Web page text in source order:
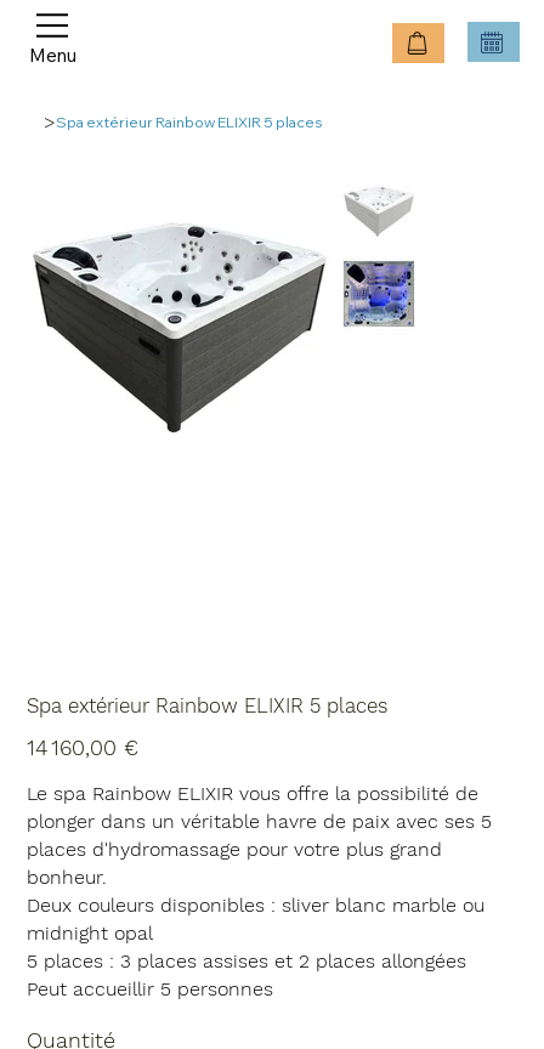
Menu
>Spa extérieur Rainbow ELIXIR 5 places
Spa extérieur Rainbow ELIXIR 5 places
14 160,00 €
Lespa Rainbow ELIXIR vous offre la possibilité de
plonger dans un véritable havre de paix avec ses 5
places d'hydromassage pour votre plus grand
bonheur.
Deux couleurs disponibles : sliver blanc marble ou
midnight opal
5 places : 3 places assises et 2 places allongées
Peut accueillir 5 personnes
Quantité